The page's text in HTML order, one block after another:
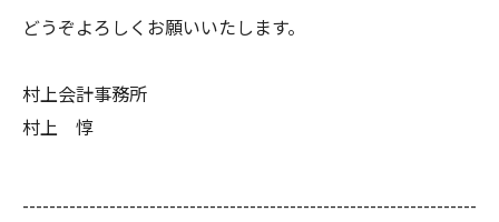
どうぞよろしくお願いいたします。
村上会計事務所
村上 惇
--------------------------------------------------------------------